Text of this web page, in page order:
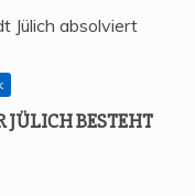
JÜLICH BESTEHT